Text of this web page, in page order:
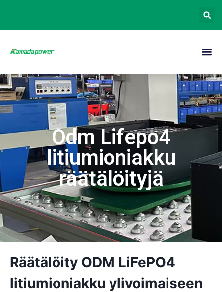
Odm Lifepo4
litiumioniakku
räätälöityjä
Räätälöity ODM LiFePO4
litiumioniakku ylivoimaiseen